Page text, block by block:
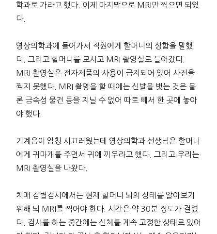
학과로 가라고 했다. 이제 마지막으로 MRI만 찍으면 되었
다.
영상의학과에 들어가서 직원에게 할머니의 성함을 말했
다. 그리고 할머니를 모시고 MRI 촬영실로 들어갔다.
MRI 촬영실은 전자제품의 사용이 금지되어 있어 사진을
찍지 못했다. MRI 촬영을 할 때에는 신발을 벗는 것은 물
론 금속성 물건 등을 지닐 수 없어 따로 빼서 한 곳에 놓아
야 했다.
기계음이 엄청 시끄러웠는데 영상의학과 선생님은 할머니
에게 귀마개를 주면서 귀에 끼우라고 했다. 그리고 우리는
MRI 촬영실을 나왔다.
치매 감별검사에서는 현재 할머니 뇌의 상태를 알아보기
위해 뇌 MRI를 찍어야 한다. 시간은 약 30분 정도가 걸렸
다. 검사를 하는 중간에는 신체를 계속 고정한 상태로 있어